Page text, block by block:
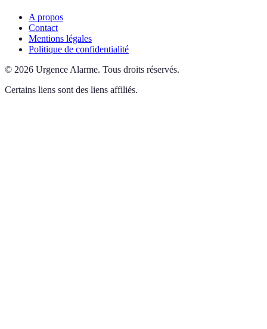
A propos
Contact
Mentions légales
Politique de confidentialité
© 2026 Urgence Alarme. Tous droits réservés.
Certains liens sont des liens affiliés.